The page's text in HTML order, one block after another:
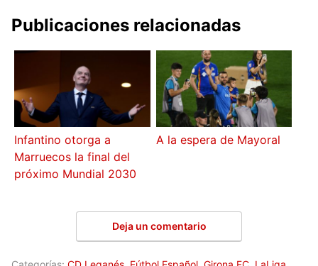
Publicaciones relacionadas
Infantino otorga a
Marruecos la final del
próximo Mundial 2030
A la espera de Mayoral
Deja un comentario